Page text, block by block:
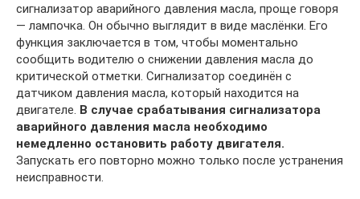
сигнализатор аварийного давления масла, проще говоря
— лампочка. Он обычно выглядит в виде маслёнки. Его
функция заключается в том, чтобы моментально
сообщить водителю о снижении давления масла до
критической отметки. Сигнализатор соединён с
датчиком давления масла, который находится на
двигателе. В случае срабатывания сигнализатора
аварийного давления масла необходимо
немедленно остановить работу двигателя.
Запускать его повторно можно только после устранения
неисправности.